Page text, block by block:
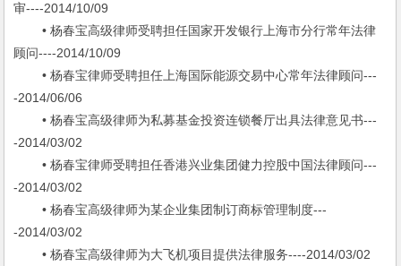
审----2014/10/09
• 杨春宝高级律师受聘担任国家开发银行上海市分行常年法律
顾问----2014/10/09
• 杨春宝律师受聘担任上海国际能源交易中心常年法律顾问---
-2014/06/06
• 杨春宝高级律师为私募基金投资连锁餐厅出具法律意见书---
-2014/03/02
• 杨春宝律师受聘担任香港兴业集团健力控股中国法律顾问---
-2014/03/02
• 杨春宝高级律师为某企业集团制订商标管理制度---
-2014/03/02
• 杨春宝高级律师为大飞机项目提供法律服务----2014/03/02